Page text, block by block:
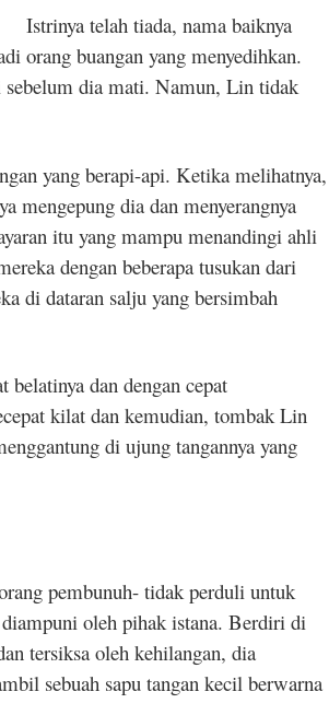
Istrinya telah tiada, nama baiknya
orang buangan yang menyedihkan.
sebelum dia mati. Namun, Lin tidak
yang berapi-api. Ketika melihatnya,
mengepung dia dan menyerangnya
itu yang mampu menandingi ahli
dengan beberapa tusukan dari
di dataran salju yang bersimbah
belatinya dan dengan cepat
kilat dan kemudian, tombak Lin
di ujung tangannya yang
pembunuh- tidak perduli untuk
oleh pihak istana. Berdiri di
tersiksa oleh kehilangan, dia
sebuah sapu tangan kecil berwarna